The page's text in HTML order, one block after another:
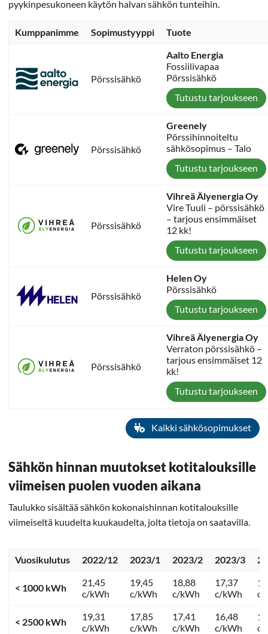
pyykinpesukoneen käytön halvan sähkön tunteihin.
Kumppanimme Sopimustyyppi Tuote
Pörssisähkö
Aalto Energia
Fossiilivapaa
Pörssisähkö
Tutustu tarjoukseen
Pörssisähkö
Greenely
Pörssihinnoiteltu
sähkösopimus – Talo
Tutustu tarjoukseen
Pörssisähkö
Vihreä Älyenergia Oy
Vire Tuuli – pörssisähkö
– tarjous ensimmäiset
12 kk!
Tutustu tarjoukseen
Pörssisähkö
Helen Oy
Pörssisähkö
Tutustu tarjoukseen
Pörssisähkö
Vihreä Älyenergia Oy
Verraton pörssisähkö –
tarjous ensimmäiset 12
kk!
Tutustu tarjoukseen
Kaikki sähkösopimukset
Sähkön hinnan muutokset kotitalouksille
viimeisen puolen vuoden aikana
Taulukko sisältää sähkön kokonaishinnan kotitalouksille
viimeiseltä kuudelta kuukaudelta, jolta tietoja on saatavilla.
Vuosikulutus 2022/12 2023/1 2023/2 2023/3
< 1000 kWh
21,45
c/kWh
19,45
c/kWh
18,88
c/kWh
17,37
c/kWh
c/
< 2500 kWh
19,31
c/kWh
17,85
c/kWh
17,41
c/kWh
16,48
c/kWh
c/